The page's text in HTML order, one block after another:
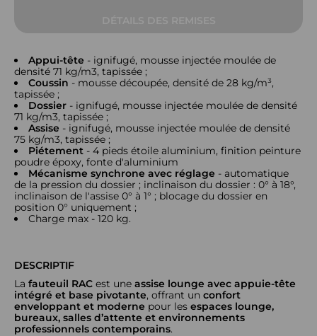
Appui-tête - ignifugé, mousse injectée moulée de
densité 71 kg/m3, tapissée ;
Coussin - mousse découpée, densité de 28 kg/m³,
tapissée ;
Dossier - ignifugé, mousse injectée moulée de densité
71 kg/m3, tapissée ;
Assise - ignifugé, mousse injectée moulée de densité
75 kg/m3, tapissée ;
Piétement - 4 pieds étoile aluminium, finition peinture
poudre époxy, fonte d'aluminium
Mécanisme synchrone avec réglage - automatique
de la pression du dossier ; inclinaison du dossier : 0° à 18°,
inclinaison de l'assise 0° à 1° ; blocage du dossier en
position 0° uniquement ;
Charge max - 120 kg.
DESCRIPTIF
La fauteuil RAC est une assise lounge avec appuie-tête
intégré et base pivotante, offrant un confort
enveloppant et moderne pour les espaces lounge,
bureaux, salles d’attente et environnements
professionnels contemporains.